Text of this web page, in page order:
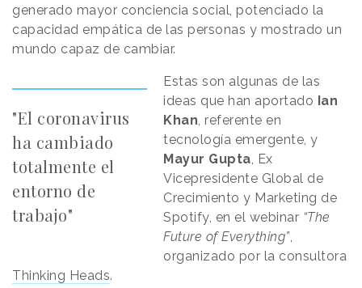
generado mayor conciencia social, potenciado la
capacidad empática de las personas y mostrado un
mundo capaz de cambiar.
"El coronavirus
ha cambiado
totalmente el
entorno de
trabajo"
Estas son algunas de las
ideas que han aportado Ian
Khan, referente en
tecnología emergente, y
Mayur Gupta, Ex
Vicepresidente Global de
Crecimiento y Marketing de
Spotify, en el webinar “The
Future of Everything”,
organizado por la consultora
Thinking Heads.